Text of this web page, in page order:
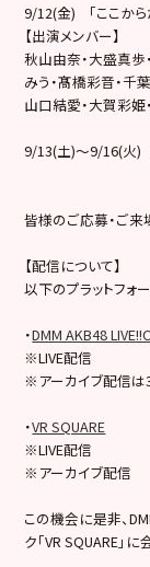
9/12(金) 「ここか
【出演メンバー】
秋山由奈・大盛真歩
みう・髙橋彩音・千
山口結愛・大賀彩姫
9/13(土)～9/16(火
皆様のご応募・ご来
【配信について】
以下のプラットフォ
・DMM AKB48
※LIVE配信
※アーカイブ配信
・VR SQUARE
※LIVE配信
※アーカイブ配信
この機会に是非、
ク「VR SQUARE」